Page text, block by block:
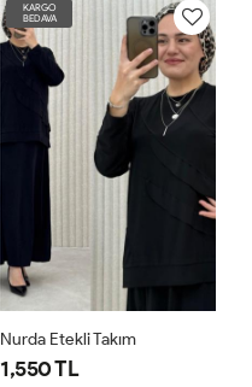
KARGO
BEDAVA
Nurda Etekli Takım
1,550 TL